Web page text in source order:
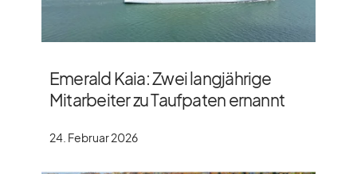
Emerald Kaia: Zwei langjährige
Mitarbeiter zu Taufpaten ernannt
24. Februar 2026